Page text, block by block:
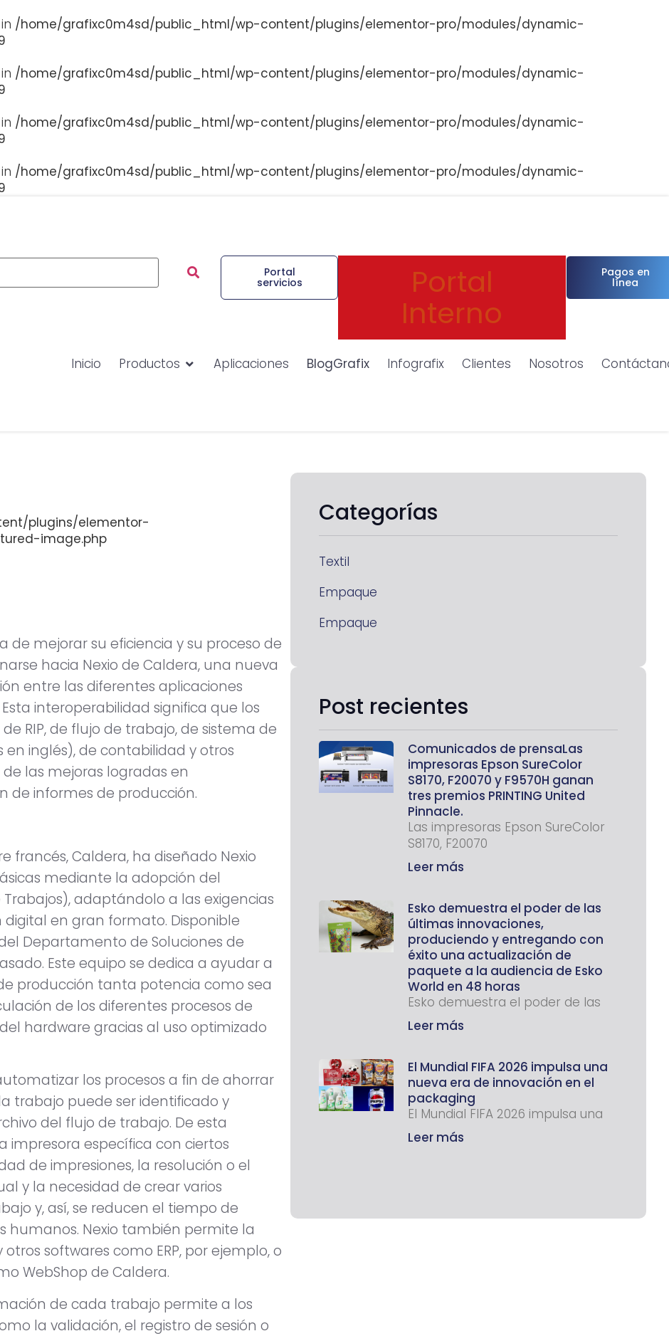
/home/grafixc0m4sd/public_html/wp-content/plugins/elementor-pro/modules/dynamic-
/home/grafixc0m4sd/public_html/wp-content/plugins/elementor-pro/modules/dynamic-
/home/grafixc0m4sd/public_html/wp-content/plugins/elementor-pro/modules/dynamic-
/home/grafixc0m4sd/public_html/wp-content/plugins/elementor-pro/modules/dynamic-
Portal
servicios Portal
Interno
Pagos en
línea
Inicio Productos Aplicaciones BlogGrafix Infografix Clientes Nosotros
plugins/elementor-
image.php
mejorar su eficiencia y su proceso de
hacia Nexio de Caldera, una nueva
entre las diferentes aplicaciones
interoperabilidad significa que los
RIP, de flujo de trabajo, de sistema de
en inglés), de contabilidad y otros
las mejoras logradas en
de informes de producción.
francés, Caldera, ha diseñado Nexio
mediante la adopción del
adaptándolo a las exigencias
en gran formato. Disponible
Departamento de Soluciones de
Este equipo se dedica a ayudar a
producción tanta potencia como sea
de los diferentes procesos de
hardware gracias al uso optimizado
los procesos a fin de ahorrar
trabajo puede ser identificado y
del flujo de trabajo. De esta
impresora específica con ciertos
de impresiones, la resolución o el
y la necesidad de crear varios
y, así, se reducen el tiempo de
humanos. Nexio también permite la
softwares como ERP, por ejemplo, o
WebShop de Caldera.
de cada trabajo permite a los
la validación, el registro de sesión o
Categorías
Textil
Empaque
Empaque
Post recientes
Comunicados de prensaLas
impresoras Epson SureColor
S8170, F20070 y F9570H ganan
tres premios PRINTING United
Pinnacle.
Las impresoras Epson SureColor
S8170, F20070
Leer más
Esko demuestra el poder de las
últimas innovaciones,
produciendo y entregando con
éxito una actualización de
paquete a la audiencia de Esko
World en 48 horas
Esko demuestra el poder de las
Leer más
El Mundial FIFA 2026 impulsa una
nueva era de innovación en el
packaging
El Mundial FIFA 2026 impulsa una
Leer más